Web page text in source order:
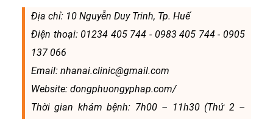
Địa chỉ: 10 Nguyễn Duy Trinh, Tp. Huế
Điện thoại: 01234 405 744 - 0983 405 744 - 0905
137 066
Email: nhanai.clinic@gmail.com
Website: dongphuongyphap.com/
Thời gian khám bệnh: 7h00 – 11h30 (Thứ 2 –